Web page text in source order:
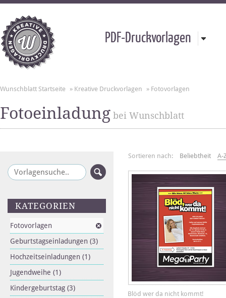
PDF-Druckvorlagen
Wunschblatt Startseite » Kreative Druckvorlagen » Fotovorlagen
Fotoeinladung bei Wunschblatt
KATEGORIEN
Fotovorlagen
Geburtstagseinladungen (3)
Hochzeitseinladungen (1)
Jugendweihe (1)
Kindergeburtstag (3)
Sortieren nach: Beliebtheit A-
Blöd wer da nicht kommt!